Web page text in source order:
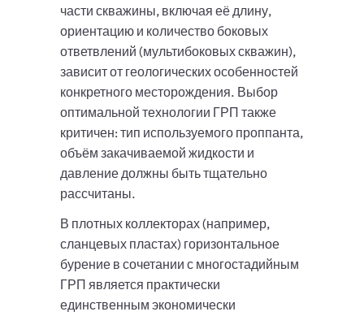
части скважины, включая её длину,
ориентацию и количество боковых
ответвлений (мультибоковых скважин),
зависит от геологических особенностей
конкретного месторождения. Выбор
оптимальной технологии ГРП также
критичен: тип используемого проппанта,
объём закачиваемой жидкости и
давление должны быть тщательно
рассчитаны.
В плотных коллекторах (например,
сланцевых пластах) горизонтальное
бурение в сочетании с многостадийным
ГРП является практически
единственным экономически